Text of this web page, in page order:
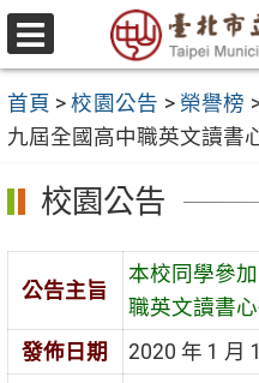
跳
至
要
內
容
區
選
單
首頁 >校園公告 > 榮譽榜
九屆全國高中職英文讀書
校園公告
公告主旨
本校同學參
職英文讀書
發佈日期
2020 年 1 月